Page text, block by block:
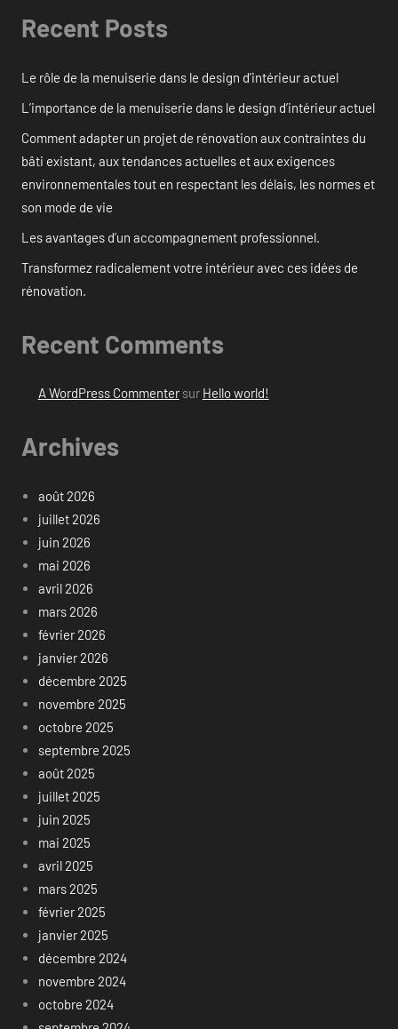
Recent Posts
Le rôle de la menuiserie dans le design d’intérieur actuel
L’importance de la menuiserie dans le design d’intérieur actuel
Comment adapter un projet de rénovation aux contraintes du
bâti existant, aux tendances actuelles et aux exigences
environnementales tout en respectant les délais, les normes et
son mode de vie
Les avantages d’un accompagnement professionnel.
Transformez radicalement votre intérieur avec ces idées de
rénovation.
Recent Comments
A WordPress Commentersur Hello world!
Archives
août 2026
juillet 2026
juin 2026
mai 2026
avril 2026
mars 2026
février 2026
janvier 2026
décembre 2025
novembre 2025
octobre 2025
septembre 2025
août 2025
juillet 2025
juin 2025
mai 2025
avril 2025
mars 2025
février 2025
janvier 2025
décembre 2024
novembre 2024
octobre 2024